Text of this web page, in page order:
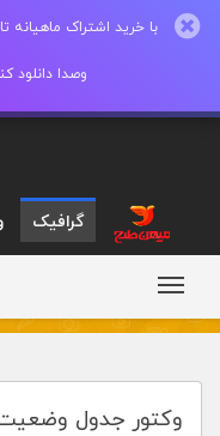
وصدا دانلود
گرافیک
وکتور جدول